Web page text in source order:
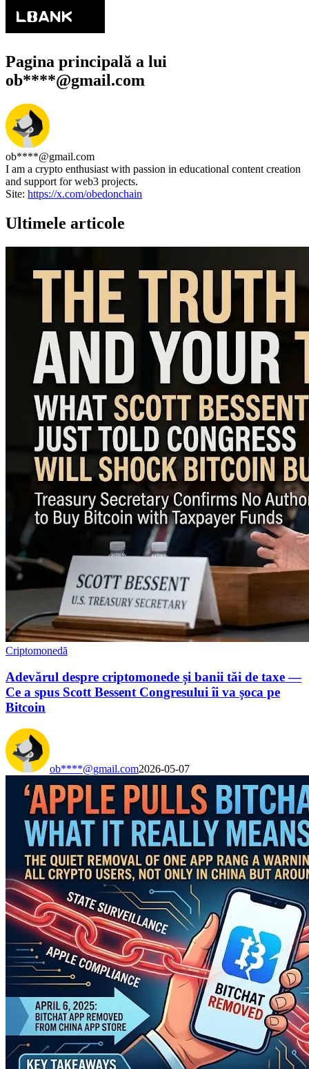
Pagina principală a lui
ob****@gmail.com
ob****@gmail.com
I am a crypto enthusiast with passion in educational content creation
and support for web3 projects.
Site: https://x.com/obedonchain
Ultimele articole
Criptomonedă
Adevărul despre criptomonede și banii tăi de taxe —
Ce a spus Scott Bessent Congresului îi va șoca pe
Bitcoin
ob****@gmail.com2026-05-07